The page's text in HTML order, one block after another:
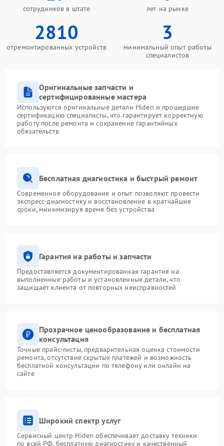
сотрудников в штате лет на рынке
2810
отремонтированных устройств
3
минимальный опыт работы
специалистов
Оригинальные запчасти и
сертифицированные мастера
Используются оригинальные детали Hiden и прошедшие
сертификацию специалисты, что гарантирует корректную
работу после ремонта и сохранение гарантийных
обязательств
Бесплатная диагностика и быстрый ремонт
Современное оборудование и опыт позволяют провести
экспресс-диагностику и восстановление в кратчайшие
сроки, минимизируя время без устройства
Гарантия на работы и запчасти
Предоставляется документированная гарантия на
выполненные работы и установленные детали, что
защищает клиента от повторных неисправностей
Прозрачное ценообразование и бесплатная
консультация
Точные прайс-листы, предварительная оценка стоимости
ремонта, отсутствие скрытых платежей и возможность
бесплатной консультации по телефону или онлайн на
сайте
Широкий спектр услуг
Сервисный центр Hiden обеспечивает доставку техники
по всей РФ, бесплатную диагностику и качественный